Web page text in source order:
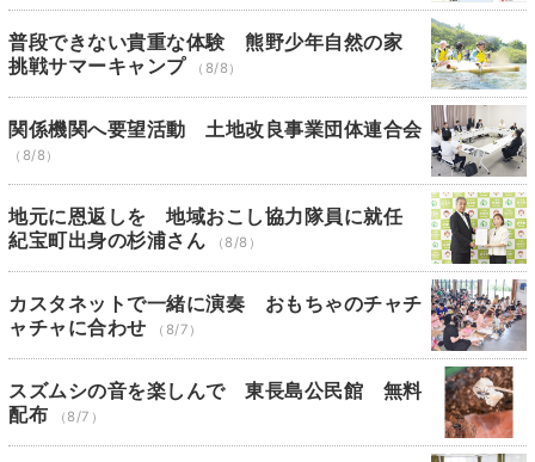
普段できない貴重な体験 熊野少年自然の家
挑戦サマーキャンプ
（8/8）
関係機関へ要望活動 土地改良事業団体連合会
（8/8）
地元に恩返しを 地域おこし協力隊員に就任
紀宝町出身の杉浦さん
（8/8）
カスタネットで一緒に演奏 おもちゃのチャチ
ャチャに合わせ
（8/7）
スズムシの音を楽しんで 東長島公民館 無料
配布
（8/7）